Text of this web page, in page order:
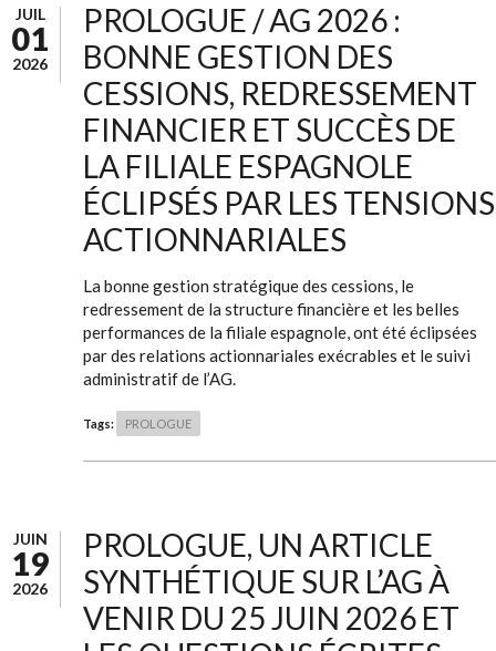
JUIL
01
2026
PROLOGUE / AG 2026 :
BONNE GESTION DES
CESSIONS, REDRESSEMENT
FINANCIER ET SUCCÈS DE
LA FILIALE ESPAGNOLE
ÉCLIPSÉS PAR LES TENSIONS
ACTIONNARIALES
La bonne gestion stratégique des cessions, le
redressement de la structure financière et les belles
performances de la filiale espagnole, ont été éclipsées
par des relations actionnariales exécrables et le suivi
administratif de l’AG.
Tags: PROLOGUE
JUIN
19
2026
PROLOGUE, UN ARTICLE
SYNTHÉTIQUE SUR L’AG À
VENIR DU 25 JUIN 2026 ET